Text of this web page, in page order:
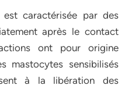
caractérisée par des
après le contact
ont pour origine
mastocytes sensibilisés
à la libération des